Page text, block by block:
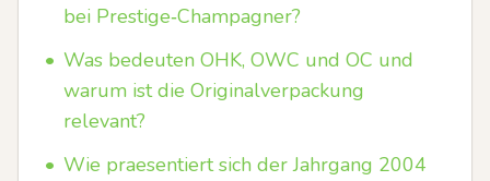
bei Prestige‑Champagner?
• Was bedeuten OHK, OWC und OC und
warum ist die Originalverpackung
relevant?
• Wie praesentiert sich der Jahrgang 2004